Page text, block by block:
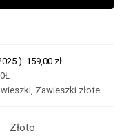
): 159,00 zł
, Zawieszki złote
Złoto